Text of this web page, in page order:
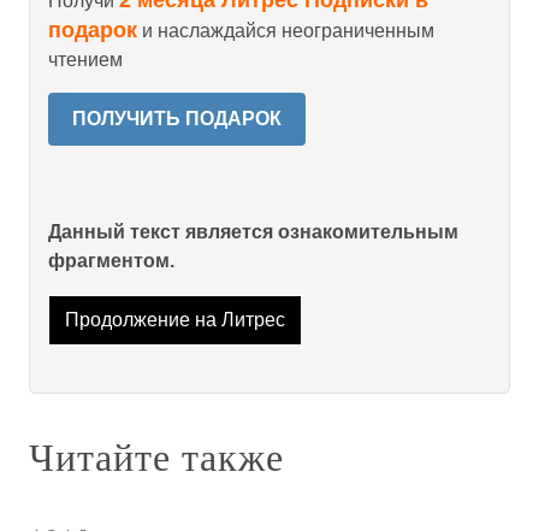
подарок и наслаждайся неограниченным
чтением
ПОЛУЧИТЬ ПОДАРОК
Данный текст является ознакомительным
фрагментом.
Продолжение на Литрес
Читайте также